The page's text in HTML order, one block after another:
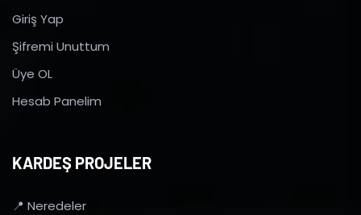
Giriş Yap
Şifremi Unuttum
Üye OL
Hesab Panelim
KARDEŞ PROJELER
📍 Neredeler